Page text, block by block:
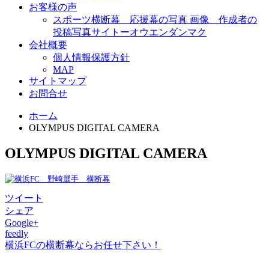
お客様の声
スポーツ横断幕 応援幕の写真 画像 作成者の
投稿写真サイトーオウエンダンマク
会社概要
個人情報保護方針
MAP
サイトマップ
お問合せ
ホーム
OLYMPUS DIGITAL CAMERA
OLYMPUS DIGITAL CAMERA
ツイート
シェア
Google+
feedly
横浜FCの横断幕ならお任せ下さい！